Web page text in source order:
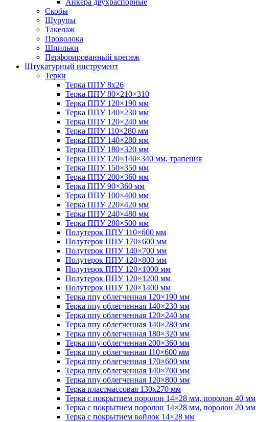
Анкера двухраспорные
Скобы
Шурупы
Такелаж
Проволока
Шпильки
Перфорированный крепеж
Штукатурный инструмент
Терки
Терка ППУ 8х26
Терка ППУ 80×210×310
Терка ППУ 120×190 мм
Терка ППУ 140×230 мм
Терка ППУ 120×240 мм
Терка ППУ 110×280 мм
Терка ППУ 140×280 мм
Терка ППУ 180×320 мм
Терка ППУ 120×140×340 мм, трапеция
Терка ППУ 150×350 мм
Терка ППУ 200×360 мм
Терка ППУ 90×360 мм
Терка ППУ 100×400 мм
Терка ППУ 220×420 мм
Терка ППУ 240×480 мм
Терка ППУ 280×500 мм
Полутерок ППУ 110×600 мм
Полутерок ППУ 170×600 мм
Полутерок ППУ 140×700 мм
Полутерок ППУ 120×800 мм
Полутерок ППУ 120×1000 мм
Полутерок ППУ 120×1200 мм
Полутерок ППУ 120×1400 мм
Терка ппу облегченная 120×190 мм
Терка ппу облегченная 140×230 мм
Терка ппу облегченная 120×240 мм
Терка ппу облегченная 140×280 мм
Терка ппу облегченная 180×320 мм
Терка ппу облегченная 200×360 мм
Терка ппу облегченная 110×600 мм
Терка ппу облегченная 170×600 мм
Терка ппу облегченная 140×700 мм
Терка ппу облегченная 120×800 мм
Терка пластмассовая 130x270 мм
Терка с покрытием поролон 14×28 мм, поролон 40 мм
Терка с покрытием поролон 14×28 мм, поролон 20 мм
Терка с покрытием войлок 14×28 мм